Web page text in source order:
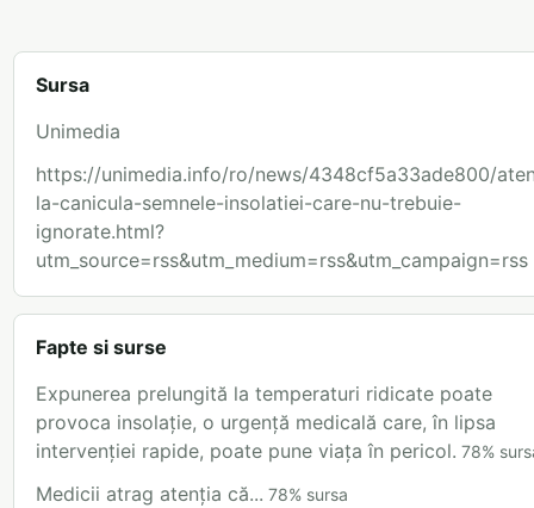
Sursa
Unimedia
https://unimedia.info/ro/news/4348cf5a33ade800/
la-canicula-semnele-insolatiei-care-nu-trebuie-
ignorate.html?
utm_source=rss&utm_medium=rss&utm_campaign=rss
Fapte si surse
Expunerea prelungită la temperaturi ridicate poate
provoca insolație, o urgență medicală care, în lipsa
intervenției rapide, poate pune viața în pericol. 78%
Medicii atrag atenția că... 78% sursa